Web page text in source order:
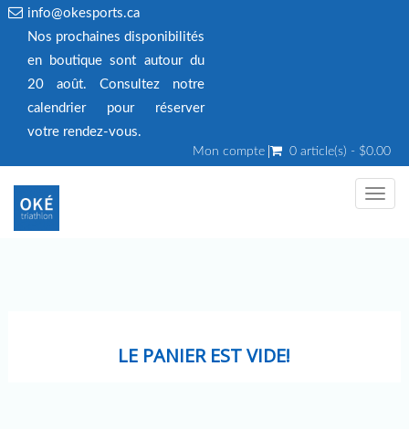
info@okesports.ca
Nos prochaines disponibilités
en boutique sont autour du
20 août. Consultez notre
calendrier pour réserver
votre rendez‑vous.
Mon compte 0 article(s) - $0.00
LE PANIER EST VIDE!